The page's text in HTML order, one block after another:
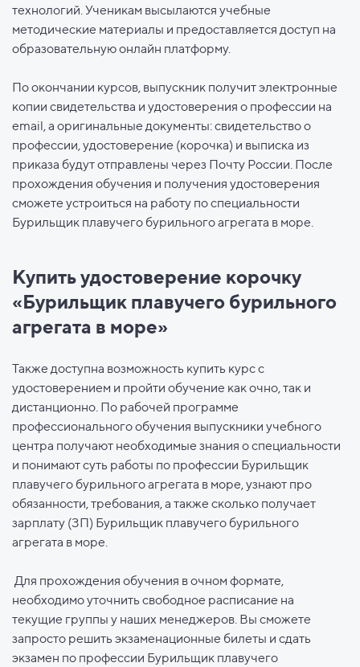
технологий. Ученикам высылаются учебные
методические материалы и предоставляется доступ на
образовательную онлайн платформу.
По окончании курсов, выпускник получит электронные
копии свидетельства и удостоверения о профессии на
email, а оригинальные документы: свидетельство о
профессии, удостоверение (корочка) и выписка из
приказа будут отправлены через Почту России. После
прохождения обучения и получения удостоверения
сможете устроиться на работу по специальности
Бурильщик плавучего бурильного агрегата в море.
Купить удостоверение корочку
«Бурильщик плавучего бурильного
агрегата в море»
Также доступна возможность купить курс с
удостоверением и пройти обучение как очно, так и
дистанционно. По рабочей программе
профессионального обучения выпускники учебного
центра получают необходимые знания о специальности
и понимают суть работы по профессии Бурильщик
плавучего бурильного агрегата в море, узнают про
обязанности, требования, а также сколько получает
зарплату (ЗП) Бурильщик плавучего бурильного
агрегата в море.
Для прохождения обучения в очном формате,
необходимо уточнить свободное расписание на
текущие группы у наших менеджеров. Вы сможете
запросто решить экзаменационные билеты и сдать
экзамен по профессии Бурильщик плавучего